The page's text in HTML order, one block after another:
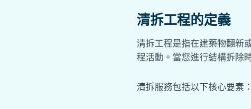
清拆工程的定義
清拆工程是指在建築物翻新
程活動。當您進行結構拆除
清拆服務包括以下核心要素：